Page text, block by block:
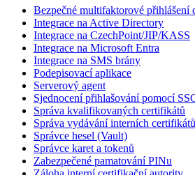
Bezpečné multifaktorové přihlášení
Integrace na Active Directory
Integrace na CzechPoint/JIP/KASS
Integrace na Microsoft Entra
Integrace na SMS brány
Podepisovací aplikace
Serverový agent
Sjednocení přihlašování pomocí
Správa kvalifikovaných certifikátů
Správa vydávání interních certifikátů
Správce hesel (Vault)
Správce karet a tokenů
Zabezpečené pamatování PINu